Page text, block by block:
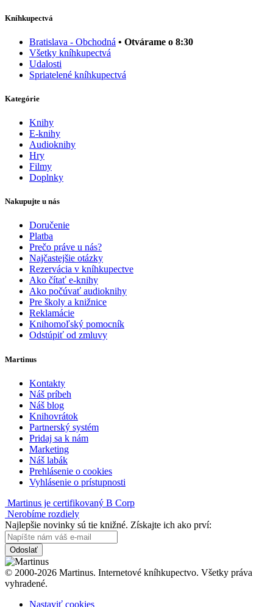
Kníhkupectvá
Bratislava - Obchodná • Otvárame o 8:30
Všetky kníhkupectvá
Udalosti
Spriatelené kníhkupectvá
Kategórie
Knihy
E-knihy
Audioknihy
Hry
Filmy
Doplnky
Nakupujte u nás
Doručenie
Platba
Prečo práve u nás?
Najčastejšie otázky
Rezervácia v kníhkupectve
Ako čítať e-knihy
Ako počúvať audioknihy
Pre školy a knižnice
Reklamácie
Knihomoľský pomocník
Odstúpiť od zmluvy
Martinus
Kontakty
Náš príbeh
Náš blog
Knihovrátok
Partnerský systém
Pridaj sa k nám
Marketing
Náš labák
Prehlásenie o cookies
Vyhlásenie o prístupnosti
Martinus je certifikovaný B Corp
Nerobíme rozdiely
Najlepšie novinky sú tie knižné. Získajte ich ako prví:
Odoslať
© 2000-2026 Martinus. Internetové kníhkupectvo. Všetky práva
vyhradené.
Nastaviť cookies